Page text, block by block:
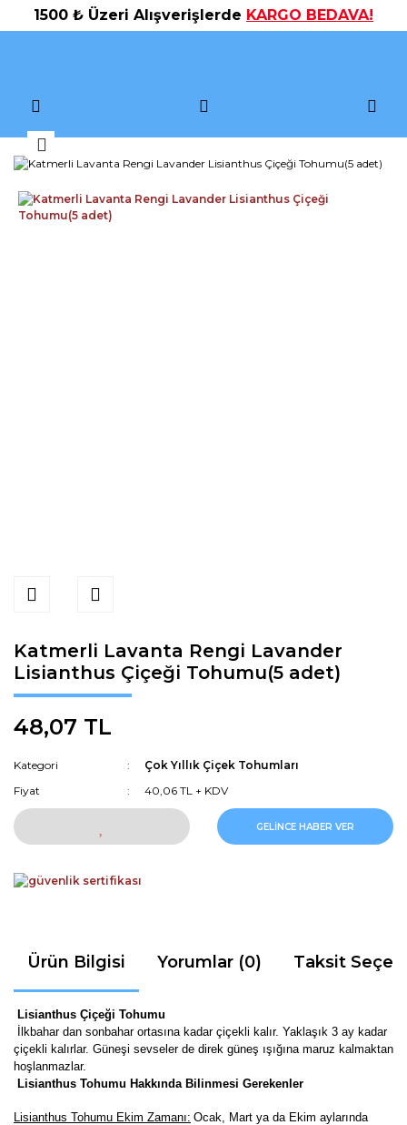
1500 ₺ Üzeri Alışverişlerde KARGO BEDAVA!
Katmerli Lavanta Rengi Lavander
Lisianthus Çiçeği Tohumu(5 adet)
48,07 TL
Kategori
Çok Yıllık Çiçek Tohumları
Fiyat
40,06 TL + KDV
GELİNCE HABER VER
Ürün Bilgisi Yorumlar (0) Taksit
Lisianthus Çiçeği Tohumu
İlkbahar dan sonbahar ortasına kadar çiçekli kalır. Yaklaşık 3 ay kadar
çiçekli kalırlar. Güneşi sevseler de direk güneş ışığına maruz kalmaktan
hoşlanmazlar.
Lisianthus Tohumu Hakkında Bilinmesi Gerekenler
Lisianthus Tohumu Ekim Zamanı: Ocak, Mart ya da Ekim aylarında